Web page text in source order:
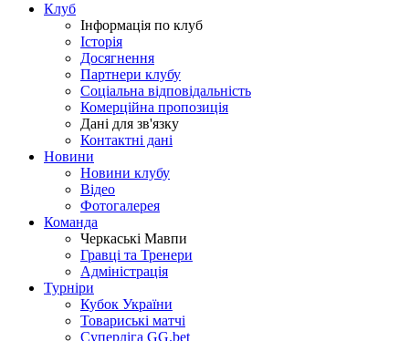
Клуб
Інформація по клуб
Історія
Досягнення
Партнери клубу
Соціальна відповідальність
Комерційна пропозиція
Дані для зв'язку
Контактні дані
Новини
Новини клубу
Відео
Фотогалерея
Команда
Черкаські Мавпи
Гравці та Тренери
Адміністрація
Турніри
Кубок України
Товариські матчі
Суперліга GG.bet